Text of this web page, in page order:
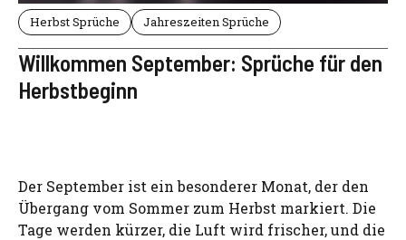
Herbst Sprüche Jahreszeiten Sprüche
Willkommen September: Sprüche für den
Herbstbeginn
Der September ist ein besonderer Monat, der den
Übergang vom Sommer zum Herbst markiert. Die
Tage werden kürzer, die Luft wird frischer, und die